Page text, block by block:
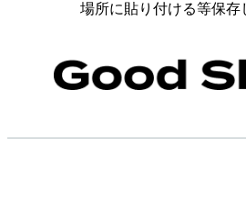
場所に貼り付ける等保存